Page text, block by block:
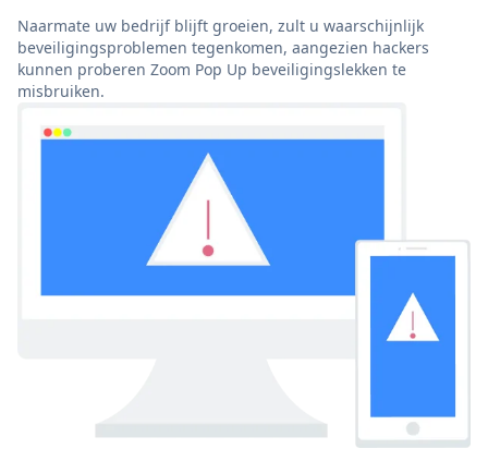
Naarmate uw bedrijf blijft groeien, zult u waarschijnlijk
beveiligingsproblemen tegenkomen, aangezien hackers
kunnen proberen Zoom Pop Up beveiligingslekken te
misbruiken.